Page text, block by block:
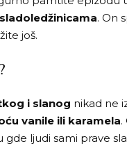
. On
još.
i slanog nikad ne
vanile ili karamela.
gde ljudi sami prave